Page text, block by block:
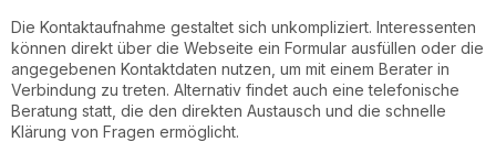
Die Kontaktaufnahme gestaltet sich unkompliziert. Interessenten
können direkt über die Webseite ein Formular ausfüllen oder die
angegebenen Kontaktdaten nutzen, um mit einem Berater in
Verbindung zu treten. Alternativ findet auch eine telefonische
Beratung statt, die den direkten Austausch und die schnelle
Klärung von Fragen ermöglicht.